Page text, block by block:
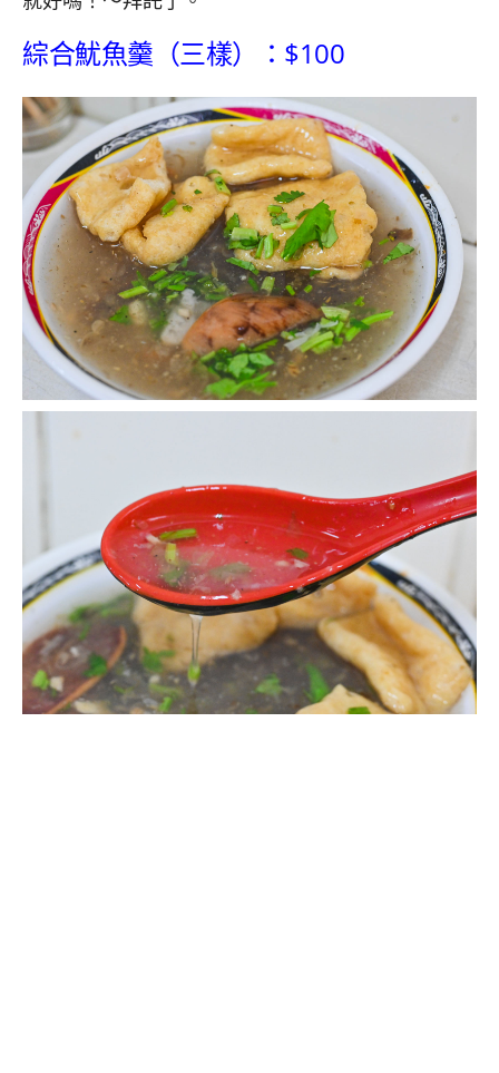
綜合魷魚羹（三樣）：$100